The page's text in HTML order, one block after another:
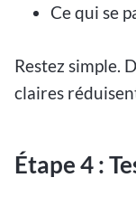
Ce qui se
Restez simple.
claires
Étape 4 :